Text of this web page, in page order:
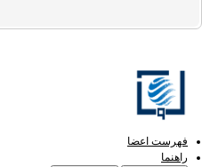
فهرست اعضا
راهنما